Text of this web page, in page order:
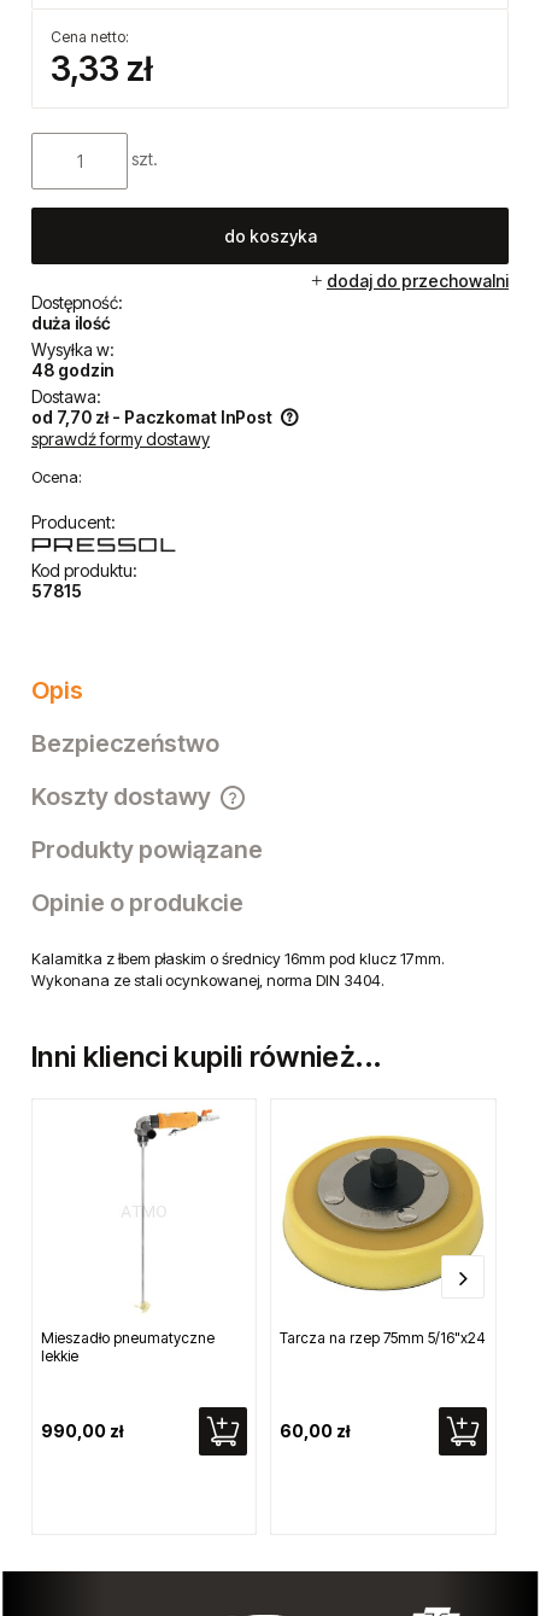
Cena netto:
3,33 zł
szt.
do koszyka
dodaj do przechowalni
Dostępność:
duża ilość
Wysyłka w:
48 godzin
Dostawa:
od 7,70 zł - Paczkomat InPost
Cena nie zawiera ewentualnych kosztów płatności
sprawdź formy dostawy
Ocena:
Producent:
Kod produktu:
57815
Opis
Bezpieczeństwo
Koszty dostawy
Cena nie zawiera ewentualnych kosztów płatności
Produkty powiązane
Opinie o produkcie
Kalamitka z łbem płaskim o średnicy 16mm pod klucz 17mm.
Wykonana ze stali ocynkowanej, norma DIN 3404.
Inni klienci kupili również...
Mieszadło pneumatyczne
lekkie
990,00 zł
Tarcza na rzep 75mm 5/16"x24
60,00 zł